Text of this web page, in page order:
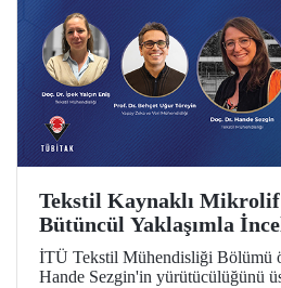
Tekstil Kaynaklı Mikrolif
Bütüncül Yaklaşımla
Azaltım Stratejileri
TÜBİTAK Desteği
İTÜ Tekstil Mühendisliği Bölümü
Hande Sezgin'in yürütücülüğünü